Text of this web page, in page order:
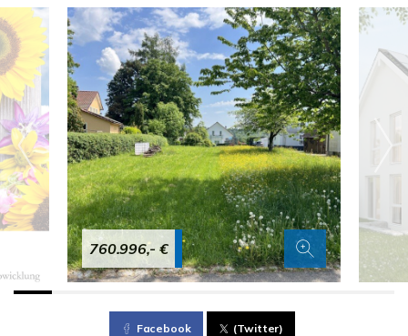
760.996,- €
Facebook (Twitter)